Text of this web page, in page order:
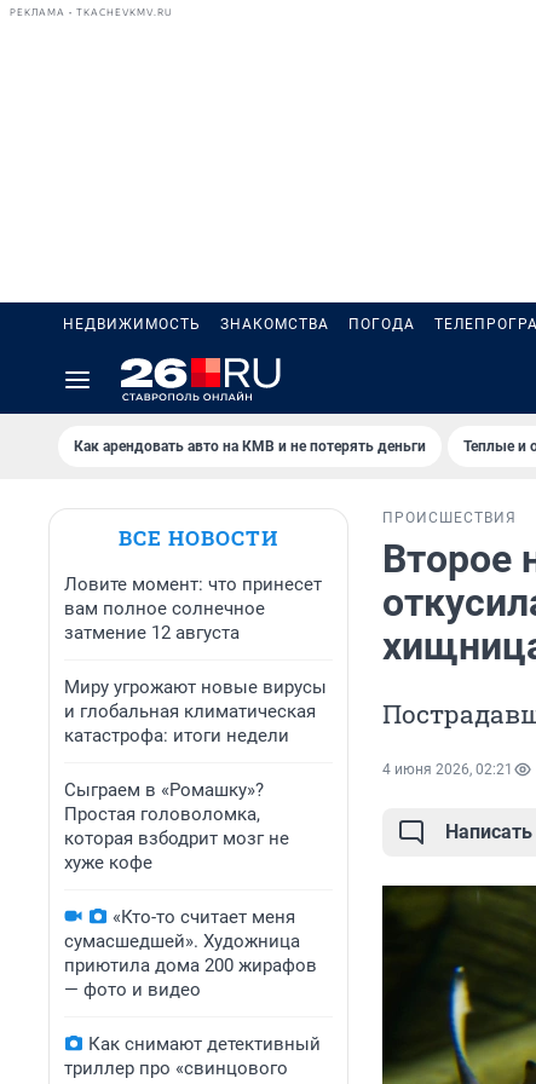
РЕКЛАМА • TKACHEVKMV.RU
НЕДВИЖИМОСТЬ ЗНАКОМСТВА ПОГОДА
Как арендовать авто на КМВ и не потерять деньги Теплые и
ВСЕ НОВОСТИ
Ловите момент: что принесет
вам полное солнечное
затмение 12 августа
Миру угрожают новые вирусы
и глобальная климатическая
катастрофа: итоги недели
Сыграем в «Ромашку»?
Простая головоломка,
которая взбодрит мозг не
хуже кофе
«Кто-то считает меня
сумасшедшей». Художница
приютила дома 200 жирафов
— фото и видео
Как снимают детективный
триллер про «свинцового
ПРОИСШЕСТВИЯ
Второе
4 июня 2026, 02:21